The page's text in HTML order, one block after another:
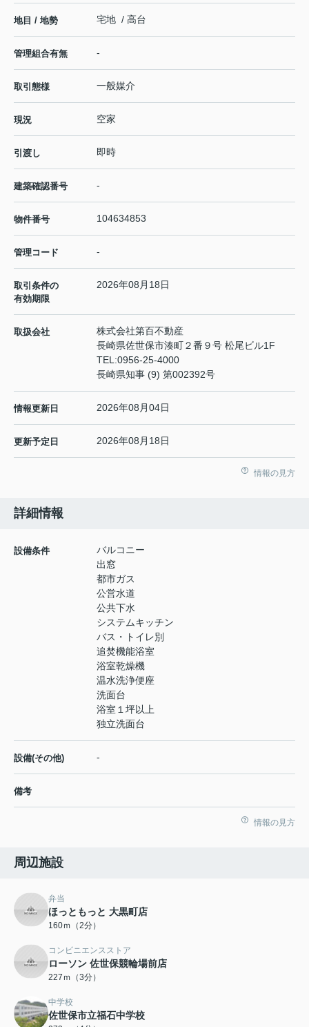
地目 / 地勢 宅地 / 高台
管理組合有無 -
取引態様 一般媒介
現況 空家
引渡し 即時
建築確認番号 -
物件番号 104634853
管理コード -
取引条件の
有効期限
2026年08月18日
取扱会社
株式会社第百不動産
長崎県佐世保市湊町２番９号 松尾ビル1F
TEL:0956-25-4000
長崎県知事 (9) 第002392号
情報更新日 2026年08月04日
更新予定日 2026年08月18日
情報の見方
詳細情報
設備条件
バルコニー
出窓
都市ガス
公営水道
公共下水
システムキッチン
バス・トイレ別
追焚機能浴室
浴室乾燥機
温水洗浄便座
洗面台
浴室１坪以上
独立洗面台
設備(その他) -
備考
情報の見方
周辺施設
弁当
ほっともっと 大黒町店
160ｍ（2分）
コンビニエンスストア
ローソン 佐世保競輪場前店
227ｍ（3分）
中学校
佐世保市立福石中学校